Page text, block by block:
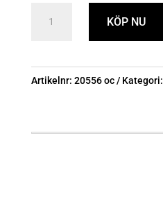
mängd
KÖP NU
Artikelnr: 20556 oc Kategori: